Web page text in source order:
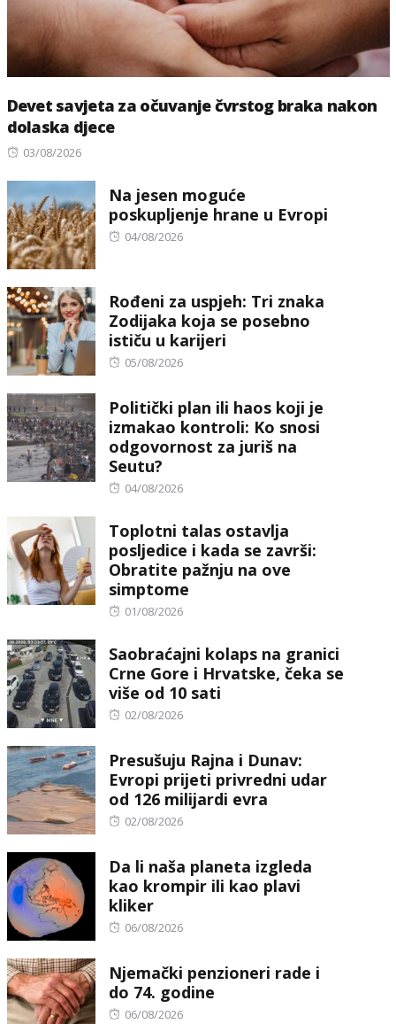
Devet savjeta za očuvanje čvrstog braka nakon
dolaska djece
Posted
03/08/2026
Na jesen moguće
poskupljenje hrane u Evropi
Posted
04/08/2026
Rođeni za uspjeh: Tri znaka
Zodijaka koja se posebno
ističu u karijeri
Posted
05/08/2026
Politički plan ili haos koji je
izmakao kontroli: Ko snosi
odgovornost za juriš na
Seutu?
Posted
04/08/2026
Toplotni talas ostavlja
posljedice i kada se završi:
Obratite pažnju na ove
simptome
Posted
01/08/2026
Saobraćajni kolaps na granici
Crne Gore i Hrvatske, čeka se
više od 10 sati
Posted
02/08/2026
Presušuju Rajna i Dunav:
Evropi prijeti privredni udar
od 126 milijardi evra
Posted
02/08/2026
Da li naša planeta izgleda
kao krompir ili kao plavi
kliker
Posted
06/08/2026
Njemački penzioneri rade i
do 74. godine
Posted
06/08/2026